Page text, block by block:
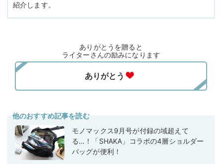
紹介します。
ありがとうを贈ると
ライターさんの励みになります
他のおすすめ記事を読む
モノマックス9月号が付録の域超えて
る…！「SHAKA」コラボの4層ショルダー
バッグが便利！